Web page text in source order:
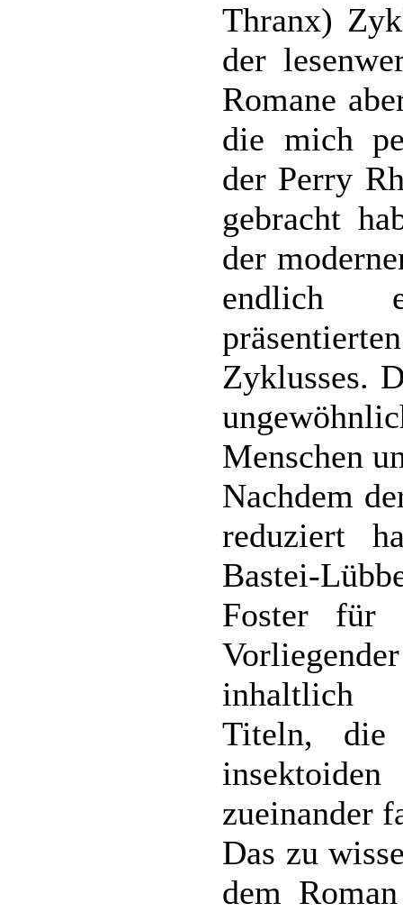
Thranx)
der
Romane
die mich
der Perry
gebracht
der
endlich
Zyklusses.
Menschen
Nachdem
reduziert
Bastei-
Foster für
inhaltlich
Titeln, die
zueinander
Das zu
dem